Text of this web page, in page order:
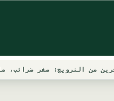
من النرويج: صفر ضرائب،